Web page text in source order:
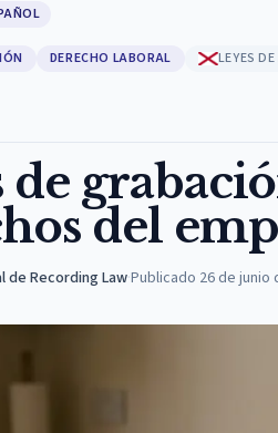
DERECHO LABORAL LEYES
de
del
de Recording Law·Publicado 26 de junio